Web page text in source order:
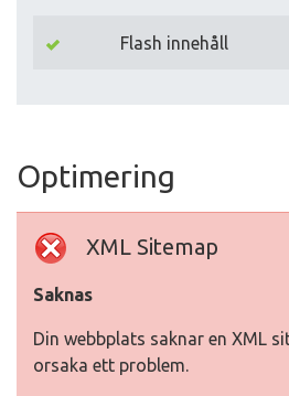
Flash innehåll
Optimering
XML Sitemap
Saknas
Din webbplats saknar en XML
orsaka ett problem.